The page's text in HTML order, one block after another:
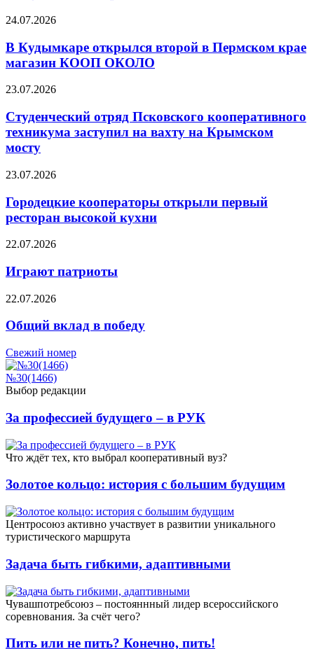
24.07.2026
В Кудымкаре открылся второй в Пермском крае
магазин КООП ОКОЛО
23.07.2026
Студенческий отряд Псковского кооперативного
техникума заступил на вахту на Крымском
мосту
23.07.2026
Городецкие кооператоры открыли первый
ресторан высокой кухни
22.07.2026
Играют патриоты
22.07.2026
Общий вклад в победу
Свежий номер
№30(1466)
Выбор редакции
За профессией будущего – в РУК
Что ждёт тех, кто выбрал кооперативный вуз?
Золотое кольцо: история с большим будущим
Центросоюз активно участвует в развитии уникального
туристического маршрута
Задача быть гибкими, адаптивными
Чувашпотребсоюз – постояннный лидер всероссийского
соревнования. За счёт чего?
Пить или не пить? Конечно, пить!